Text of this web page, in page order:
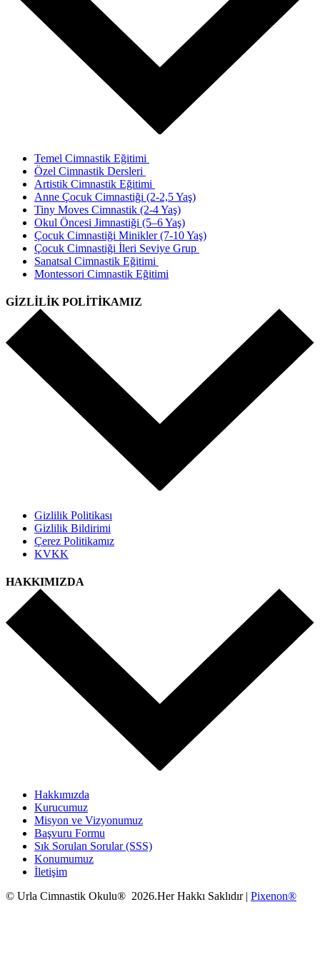
Temel Cimnastik Eğitimi
Özel Cimnastik Dersleri
Artistik Cimnastik Eğitimi
Anne Çocuk Cimnastiği (2-2,5 Yaş)
Tiny Moves Cimnastik (2-4 Yaş)
Okul Öncesi Jimnastiği (5–6 Yaş)
Çocuk Cimnastiği Minikler (7-10 Yaş)
Çocuk Cimnastiği İleri Seviye Grup
Sanatsal Cimnastik Eğitimi
Montessori Cimnastik Eğitimi
GİZLİLİK POLİTİKAMIZ
Gizlilik Politikası
Gizlilik Bildirimi
Çerez Politikamız
KVKK
HAKKIMIZDA
Hakkımızda
Kurucumuz
Misyon ve Vizyonumuz
Başvuru Formu
Sık Sorulan Sorular (SSS)
Konumumuz
İletişim
© Urla Cimnastik Okulu® 2026.Her Hakkı Saklıdır | Pixenon®